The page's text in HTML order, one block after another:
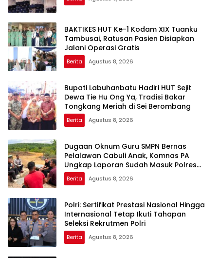
BAKTIKES HUT Ke-1 Kodam XIX Tuanku
Tambusai, Ratusan Pasien Disiapkan
Jalani Operasi Gratis
Berita Agustus 8, 2026
Bupati Labuhanbatu Hadiri HUT Sejit
Dewa Tie Hu Ong Ya, Tradisi Bakar
Tongkang Meriah di Sei Berombang
Berita Agustus 8, 2026
Dugaan Oknum Guru SMPN Bernas
Pelalawan Cabuli Anak, Komnas PA
Ungkap Laporan Sudah Masuk Polres
Sejak Juli
Berita Agustus 8, 2026
Polri: Sertifikat Prestasi Nasional Hingga
Internasional Tetap Ikuti Tahapan
Seleksi Rekrutmen Polri
Berita Agustus 8, 2026